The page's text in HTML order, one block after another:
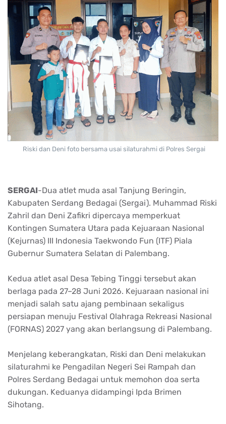
Riski dan Deni foto bersama usai silaturahmi di Polres Sergai
SERGAI-Dua atlet muda asal Tanjung Beringin,
Kabupaten Serdang Bedagai (Sergai). Muhammad Riski
Zahril dan Deni Zafikri dipercaya memperkuat
Kontingen Sumatera Utara pada Kejuaraan Nasional
(Kejurnas) III Indonesia Taekwondo Fun (ITF) Piala
Gubernur Sumatera Selatan di Palembang.
Kedua atlet asal Desa Tebing Tinggi tersebut akan
berlaga pada 27–28 Juni 2026. Kejuaraan nasional ini
menjadi salah satu ajang pembinaan sekaligus
persiapan menuju Festival Olahraga Rekreasi Nasional
(FORNAS) 2027 yang akan berlangsung di Palembang.
Menjelang keberangkatan, Riski dan Deni melakukan
silaturahmi ke Pengadilan Negeri Sei Rampah dan
Polres Serdang Bedagai untuk memohon doa serta
dukungan. Keduanya didampingi Ipda Brimen
Sihotang.